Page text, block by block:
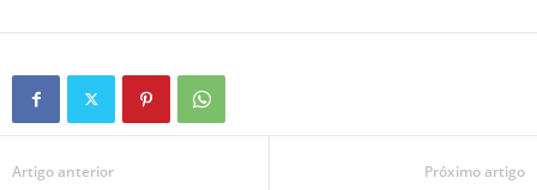
Artigo anterior Próximo artigo